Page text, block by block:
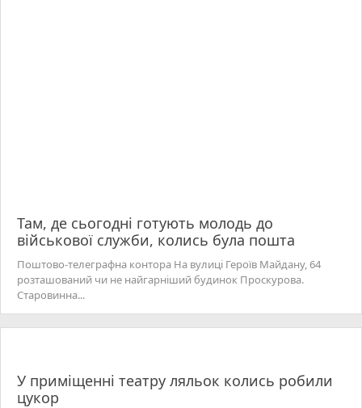
Там, де сьогодні готують молодь до
військової служби, колись була пошта
Поштово-телеграфна контора На вулиці Героїв Майдану, 64
розташований чи не найгарніший будинок Проскурова.
Старовинна...
У приміщенні театру ляльок колись робили
цукор